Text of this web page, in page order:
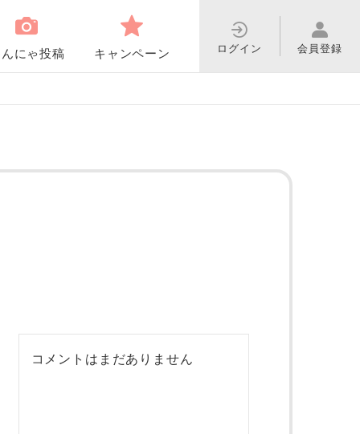
ログイン 会員登録
にゃ投稿 キャンペーン
コメントはまだありません